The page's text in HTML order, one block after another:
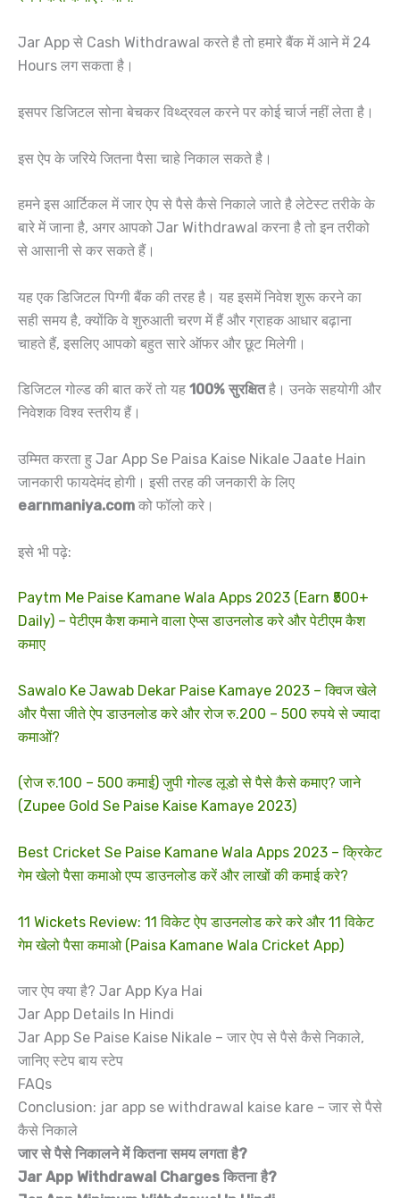
Jar App से Cash Withdrawal करते है तो हमारे बैंक में आने में 24
Hours लग सकता है।
इसपर डिजिटल सोना बेचकर विथ्द्रवल करने पर कोई चार्ज नहीं लेता है।
इस ऐप के जरिये जितना पैसा चाहे निकाल सकते है।
हमने इस आर्टिकल में जार ऐप से पैसे कैसे निकाले जाते है लेटेस्ट तरीके के
बारे में जाना है, अगर आपको Jar Withdrawal करना है तो इन तरीको
से आसानी से कर सकते हैं।
यह एक डिजिटल पिग्गी बैंक की तरह है। यह इसमें निवेश शुरू करने का
सही समय है, क्योंकि वे शुरुआती चरण में हैं और ग्राहक आधार बढ़ाना
चाहते हैं, इसलिए आपको बहुत सारे ऑफर और छूट मिलेगी।
डिजिटल गोल्ड की बात करें तो यह 100% सुरक्षितहै। उनके सहयोगी और
निवेशक विश्व स्तरीय हैं।
उम्मित करता हु Jar App Se Paisa Kaise Nikale Jaate Hain
जानकारी फायदेमंद होगी। इसी तरह की जनकारी के लिए
earnmaniya.com को फॉलो करे।
इसे भी पढ़े:
Paytm Me Paise Kamane Wala Apps 2023 (Earn ₹500+
Daily) – पेटीएम कैश कमाने वाला ऐप्स डाउनलोड करे और पेटीएम कैश
कमाए
Sawalo Ke Jawab Dekar Paise Kamaye 2023 – क्विज खेले
और पैसा जीते ऐप डाउनलोड करे और रोज रु.200 – 500 रुपये से ज्यादा
कमाओं?
(रोज रु.100 – 500 कमाई) जुपी गोल्ड लूडो से पैसे कैसे कमाए? जाने
(Zupee Gold Se Paise Kaise Kamaye 2023)
Best Cricket Se Paise Kamane Wala Apps 2023 – क्रिकेट
गेम खेलो पैसा कमाओ एप्प डाउनलोड करें और लाखों की कमाई करे?
11 Wickets Review: 11 विकेट ऐप डाउनलोड करे करे और 11 विकेट
गेम खेलो पैसा कमाओ (Paisa Kamane Wala Cricket App)
जार ऐप क्या है? Jar App Kya Hai
Jar App Details In Hindi
Jar App Se Paise Kaise Nikale – जार ऐप से पैसे कैसे निकाले,
जानिए स्टेप बाय स्टेप
FAQs
Conclusion: jar app se withdrawal kaise kare – जार से पैसे
कैसे निकाले
जार से पैसे निकालने में कितना समय लगता है?
Jar App Withdrawal Charges कितना है?